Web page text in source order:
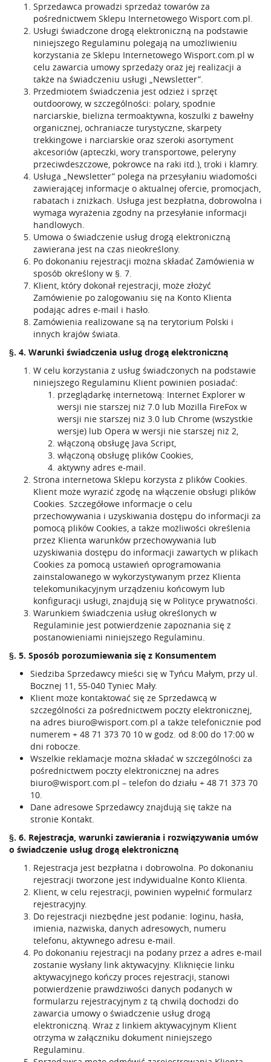
Sprzedawca prowadzi sprzedaż towarów za
pośrednictwem Sklepu Internetowego Wisport.com.pl.
Usługi świadczone drogą elektroniczną na podstawie
niniejszego Regulaminu polegają na umożliwieniu
korzystania ze Sklepu Internetowego Wisport.com.pl w
celu zawarcia umowy sprzedaży oraz jej realizacji a
także na świadczeniu usługi „Newsletter”.
Przedmiotem świadczenia jest odzież i sprzęt
outdoorowy, w szczególności: polary, spodnie
narciarskie, bielizna termoaktywna, koszulki z bawełny
organicznej, ochraniacze turystyczne, skarpety
trekkingowe i narciarskie oraz szeroki asortyment
akcesoriów (apteczki, wory transportowe, peleryny
przeciwdeszczowe, pokrowce na raki itd.), troki i klamry.
Usługa „Newsletter” polega na przesyłaniu wiadomości
zawierającej informacje o aktualnej ofercie, promocjach,
rabatach i zniżkach. Usługa jest bezpłatna, dobrowolna i
wymaga wyrażenia zgodny na przesyłanie informacji
handlowych.
Umowa o świadczenie usług drogą elektroniczną
zawierana jest na czas nieokreślony.
Po dokonaniu rejestracji można składać Zamówienia w
sposób określony w §. 7.
Klient, który dokonał rejestracji, może złożyć
Zamówienie po zalogowaniu się na Konto Klienta
podając adres e-mail i hasło.
Zamówienia realizowane są na terytorium Polski i
innych krajów świata.
§. 4. Warunki świadczenia usług drogą elektroniczną
W celu korzystania z usług świadczonych na podstawie
niniejszego Regulaminu Klient powinien posiadać:
przeglądarkę internetową: Internet Explorer w
wersji nie starszej niż 7.0 lub Mozilla FireFox w
wersji nie starszej niż 3.0 lub Chrome (wszystkie
wersje) lub Opera w wersji nie starszej niż 2,
włączoną obsługę Java Script,
włączoną obsługę plików Cookies,
aktywny adres e-mail.
Strona internetowa Sklepu korzysta z plików Cookies.
Klient może wyrazić zgodę na włączenie obsługi plików
Cookies. Szczegółowe informacje o celu
przechowywania i uzyskiwania dostępu do informacji za
pomocą plików Cookies, a także możliwości określenia
przez Klienta warunków przechowywania lub
uzyskiwania dostępu do informacji zawartych w plikach
Cookies za pomocą ustawień oprogramowania
zainstalowanego w wykorzystywanym przez Klienta
telekomunikacyjnym urządzeniu końcowym lub
konfiguracji usługi, znajdują się w Polityce prywatności.
Warunkiem świadczenia usług określonych w
Regulaminie jest potwierdzenie zapoznania się z
postanowieniami niniejszego Regulaminu.
§. 5. Sposób porozumiewania się z Konsumentem
Siedziba Sprzedawcy mieści się w Tyńcu Małym, przy ul.
Bocznej 11, 55-040 Tyniec Mały.
Klient może kontaktować się ze Sprzedawcą w
szczególności za pośrednictwem poczty elektronicznej,
na adres biuro@wisport.com.pl a także telefonicznie pod
numerem + 48 71 373 70 10 w godz. od 8:00 do 17:00 w
dni robocze.
Wszelkie reklamacje można składać w szczególności za
pośrednictwem poczty elektronicznej na adres
biuro@wisport.com.pl – telefon do działu + 48 71 373 70
10.
Dane adresowe Sprzedawcy znajdują się także na
stronie Kontakt.
§. 6. Rejestracja, warunki zawierania i rozwiązywania umów
o świadczenie usług drogą elektroniczną
Rejestracja jest bezpłatna i dobrowolna. Po dokonaniu
rejestracji tworzone jest indywidualne Konto Klienta.
Klient, w celu rejestracji, powinien wypełnić formularz
rejestracyjny.
Do rejestracji niezbędne jest podanie: loginu, hasła,
imienia, nazwiska, danych adresowych, numeru
telefonu, aktywnego adresu e-mail.
Po dokonaniu rejestracji na podany przez a adres e-mail
zostanie wysłany link aktywacyjny. Kliknięcie linku
aktywacyjnego kończy proces rejestracji, stanowi
potwierdzenie prawdziwości danych podanych w
formularzu rejestracyjnym z tą chwilą dochodzi do
zawarcia umowy o świadczenie usług drogą
elektroniczną. Wraz z linkiem aktywacyjnym Klient
otrzyma w załączniku dokument niniejszego
Regulaminu.